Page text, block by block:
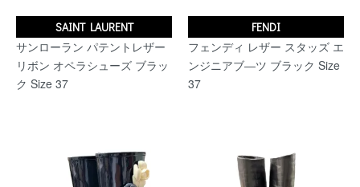
SAINT LAURENT
サンローラン パテントレザー
リボン オペラシューズ ブラッ
ク Size 37
FENDI
フェンディ レザー スタッズ エ
ンジニアブ―ツ ブラック Size
37